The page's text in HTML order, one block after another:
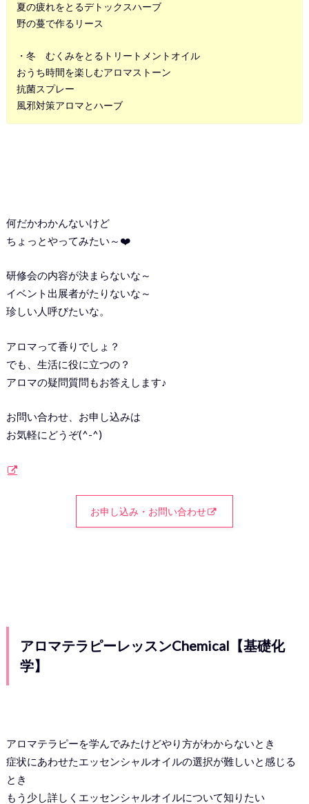
夏の疲れをとるデトックスハーブ
野の蔓で作るリース
・冬 むくみをとるトリートメントオイル
おうち時間を楽しむアロマストーン
抗菌スプレー
風邪対策アロマとハーブ
何だかわかんないけど
ちょっとやってみたい～❤️
研修会の内容が決まらないな～
イベント出展者がたりないな～
珍しい人呼びたいな。
アロマって香りでしょ？
でも、生活に役に立つの？
アロマの疑問質問もお答えします♪
お問い合わせ、お申し込みは
お気軽にどうぞ(^-^)
お申し込み・お問い合わせ
アロマテラピーレッスンChemical【基礎化
学】
アロマテラピーを学んでみたけどやり方がわからないとき
症状にあわせたエッセンシャルオイルの選択が難しいと感じる
とき
もう少し詳しくエッセンシャルオイルについて知りたい